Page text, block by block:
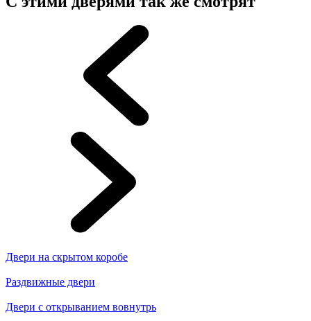
Двери на скрытом коробе
Раздвижные двери
Двери с открыванием вовнутрь